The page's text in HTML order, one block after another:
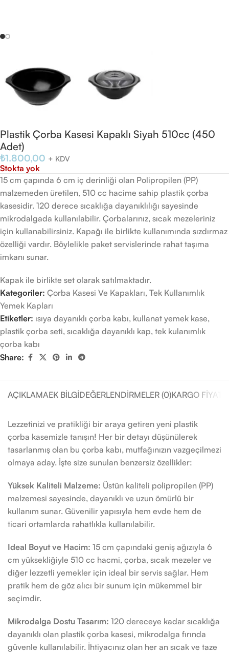
Plastik Çorba Kasesi Kapaklı Siyah 510cc (450
Adet)
₺1.800,00 + KDV
Stokta yok
15 cm çapında 6 cm iç derinliği olan Polipropilen (PP)
malzemeden üretilen, 510 cc hacime sahip plastik çorba
kasesidir. 120 derece sıcaklığa dayanıklılığı sayesinde
mikrodalgada kullanılabilir. Çorbalarınız, sıcak mezeleriniz
için kullanabilirsiniz. Kapağı ile birlikte kullanımında sızdırmaz
özelliği vardır. Böylelikle paket servislerinde rahat taşıma
imkanı sunar.
Kapak ile birlikte set olarak satılmaktadır.
Kategoriler: Çorba Kasesi Ve Kapakları, Tek Kullanımlık
Yemek Kapları
Etiketler: ısıya dayanıklı çorba kabı, kullanat yemek kase,
plastik çorba seti, sıcaklığa dayanıklı kap, tek kulanımlık
çorba kabı
Share:
AÇIKLAMAEK BILGIDEĞERLENDIRMELER (0)KARGO
Lezzetinizi ve pratikliği bir araya getiren yeni plastik
çorba kasemizle tanışın! Her bir detayı düşünülerek
tasarlanmış olan bu çorba kabı, mutfağınızın vazgeçilmezi
olmaya aday. İşte size sunulan benzersiz özellikler:
Yüksek Kaliteli Malzeme: Üstün kaliteli polipropilen (PP)
malzemesi sayesinde, dayanıklı ve uzun ömürlü bir
kullanım sunar. Güvenilir yapısıyla hem evde hem de
ticari ortamlarda rahatlıkla kullanılabilir.
Ideal Boyut ve Hacim: 15 cm çapındaki geniş ağızıyla 6
cm yüksekliğiyle 510 cc hacmi, çorba, sıcak mezeler ve
diğer lezzetli yemekler için ideal bir servis sağlar. Hem
pratik hem de göz alıcı bir sunum için mükemmel bir
seçimdir.
Mikrodalga Dostu Tasarım: 120 dereceye kadar sıcaklığa
dayanıklı olan plastik çorba kasesi, mikrodalga fırında
güvenle kullanılabilir. İhtiyacınız olan her an sıcak ve taze